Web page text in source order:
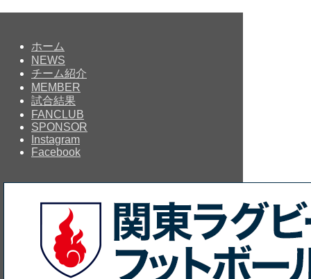
ホーム
NEWS
チーム紹介
MEMBER
試合結果
FANCLUB
SPONSOR
Instagram
Facebook